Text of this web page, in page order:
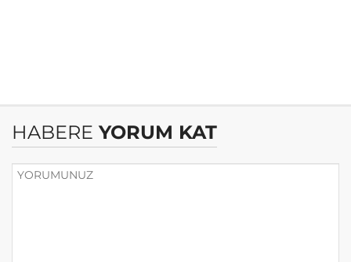
HABERE YORUM KAT